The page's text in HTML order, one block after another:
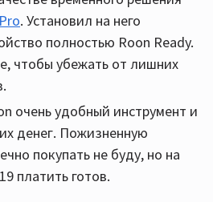
. Установил на него
полностью Roon Ready.
чтобы убежать от лишних
очень удобный инструмент и
денег. Пожизненную
покупать не буду, но на
платить готов.